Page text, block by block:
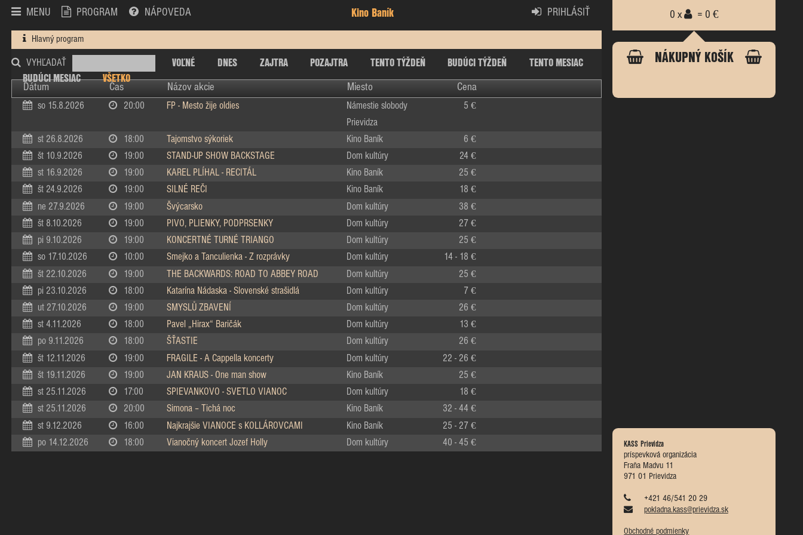
MENU PROGRAM NÁPOVEDA Kino Baník PRIHLÁSIŤ
Hlavný program
VYHĽADAŤ VOĽNÉ DNES ZAJTRA POZAJTRA TENTO TÝŽDEŇ BUDÚCI TÝŽDEŇ
TENTO MESIAC
BUDÚCI MESIAC
VŠETKO
Dátum Čas Názov akcie Miesto Cena
0 x = 0 €
NÁKUPNÝ KOŠÍK
KASS Prievidza
príspevková organizácia
Fraňa Madvu 11
971 01 Prievidza
+421 46/541 20 29
pokladna.kass@prievidza.sk
Obchodné podmienky
so 15.8.2026 20:00 FP - Mesto žije oldies
Námestie slobody
Prievidza
5 €
st 26.8.2026 18:00 Tajomstvo sýkoriek Kino Baník 6 €
št 10.9.2026 19:00 STAND-UP SHOW BACKSTAGE Dom kultúry 24 €
st 16.9.2026 19:00 KAREL PLÍHAL - RECITÁL Kino Baník 25 €
št 24.9.2026 19:00 SILNÉ REČI Kino Baník 18 €
ne 27.9.2026 19:00 Švýcarsko Dom kultúry 38 €
št 8.10.2026 19:00 PIVO, PLIENKY, PODPRSENKY Dom kultúry 27 €
pi 9.10.2026 19:00 KONCERTNÉ TURNÉ TRIANGO Dom kultúry 25 €
so 17.10.2026 10:00 Smejko a Tanculienka - Z rozprávky Dom kultúry 14 - 18 €
št 22.10.2026 19:00 THE BACKWARDS: ROAD TO ABBEY ROAD Dom kultúry 25 €
pi 23.10.2026 18:00 Katarína Nádaska - Slovenské strašidlá Dom kultúry 7 €
ut 27.10.2026 19:00 SMYSLŮ ZBAVENÍ Dom kultúry 26 €
st 4.11.2026 18:00 Pavel „Hirax“ Baričák Dom kultúry 13 €
po 9.11.2026 18:00 ŠŤASTIE Dom kultúry 26 €
št 12.11.2026 19:00 FRAGILE - A Cappella koncerty Dom kultúry 22 - 26 €
št 19.11.2026 19:00 JAN KRAUS - One man show Kino Baník 25 €
st 25.11.2026 17:00 SPIEVANKOVO - SVETLO VIANOC Dom kultúry 18 €
st 25.11.2026 20:00 Simona – Tichá noc Kino Baník 32 - 44 €
st 9.12.2026 16:00 Najkrajšie VIANOCE s KOLLÁROVCAMI Kino Baník 25 - 27 €
po 14.12.2026 18:00 Vianočný koncert Jozef Holly Dom kultúry 40 - 45 €